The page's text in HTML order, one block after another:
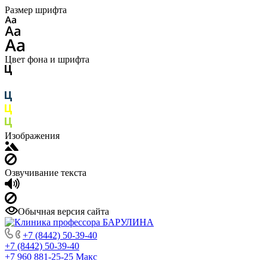
Размер шрифта
Цвет фона и шрифта
Изображения
Озвучивание текста
Обычная версия сайта
+7 (8442) 50-39-40
+7 (8442) 50-39-40
+7 960 881-25-25 Макс